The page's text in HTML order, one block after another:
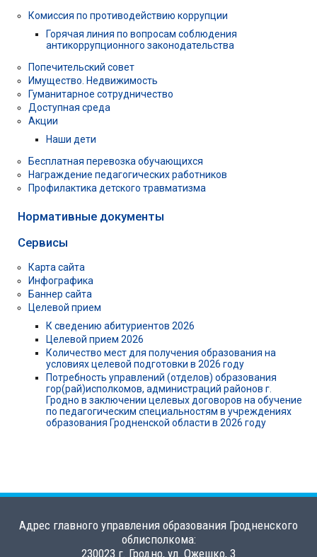
Комиссия по противодействию коррупции
Горячая линия по вопросам соблюдения
антикоррупционного законодательства
Попечительский совет
Имущество. Недвижимость
Гуманитарное сотрудничество
Доступная среда
Акции
Наши дети
Бесплатная перевозка обучающихся
Награждение педагогических работников
Профилактика детского травматизма
Нормативные документы
Сервисы
Карта сайта
Инфографика
Баннер сайта
Целевой прием
К сведению абитуриентов 2026
Целевой прием 2026
Количество мест для получения образования на
условиях целевой подготовки в 2026 году
Потребность управлений (отделов) образования
гор(рай)исполкомов, администраций районов г.
Гродно в заключении целевых договоров на обучение
по педагогическим специальностям в учреждениях
образования Гродненской области в 2026 году
Адрес главного управления образования Гродненского
облисполкома:
230023 г. Гродно, ул. Ожешко, 3